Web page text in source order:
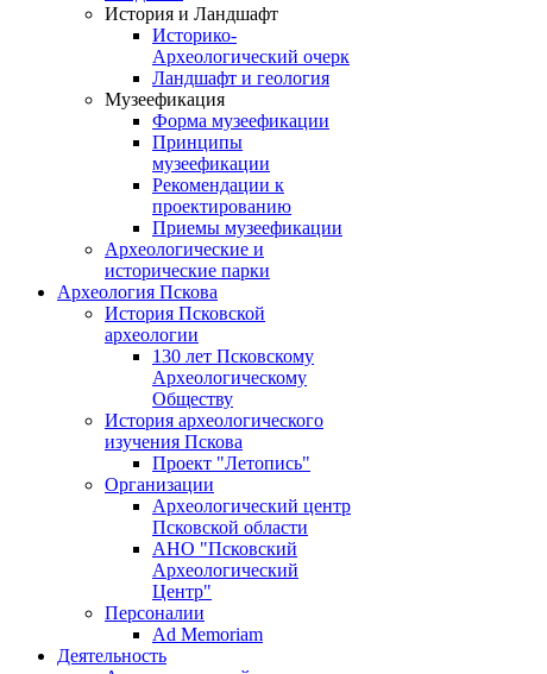
История и Ландшафт
Историко-
Археологический очерк
Ландшафт и геология
Музеефикация
Форма музеефикации
Принципы
музеефикации
Рекомендации к
проектированию
Приемы музеефикации
Археологические и
исторические парки
Археология Пскова
История Псковской
археологии
130 лет Псковскому
Археологическому
Обществу
История археологического
изучения Пскова
Проект "Летопись"
Организации
Археологический центр
Псковской области
АНО "Псковский
Археологический
Центр"
Персоналии
Ad Memoriam
Деятельность